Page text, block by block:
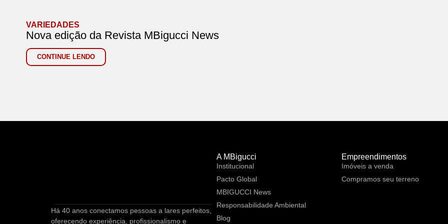
VARIEDADES
Nova edição da Revista MBigucci News
CONTINUE LENDO
Há 40 anos conectamos pessoas a lares perfeitos,
oferecendo experiência, profissionalismo e
A MBigucci
Institucional
Pacto Global
MBIGUCCI News
Responsabilidade Ambiental
Blog
Empreendimentos
Imóveis a venda
Compramos seu terreno